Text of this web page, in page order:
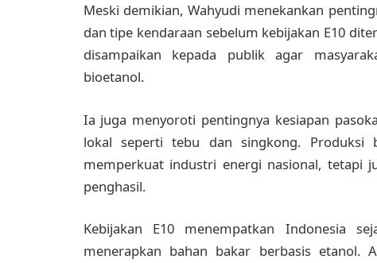
Meski demikian, Wahyudi menekankan
dan tipe kendaraan sebelum kebijakan E10
disampaikan kepada publik agar
bioetanol.
Ia juga menyoroti pentingnya kesiapan
lokal seperti tebu dan singkong.
memperkuat industri energi nasional, tetapi
penghasil.
Kebijakan E10 menempatkan Indonesia
menerapkan bahan bakar berbasis etanol.